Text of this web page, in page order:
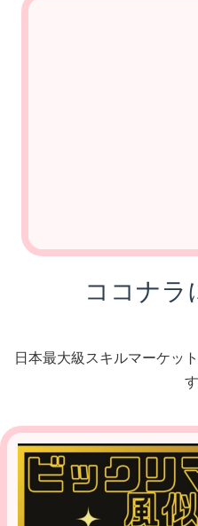
ココナラ
日本最大級スキルマーケッ
す